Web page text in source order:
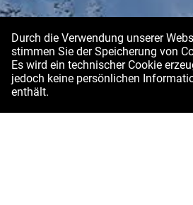
Durch die Verwendung unserer
stimmen Sie der Speicherung von
Es wird ein technischer Cookie
jedoch keine persönlichen
enthält.